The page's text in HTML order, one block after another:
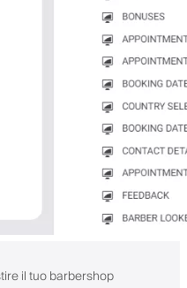
il tuo barbershop